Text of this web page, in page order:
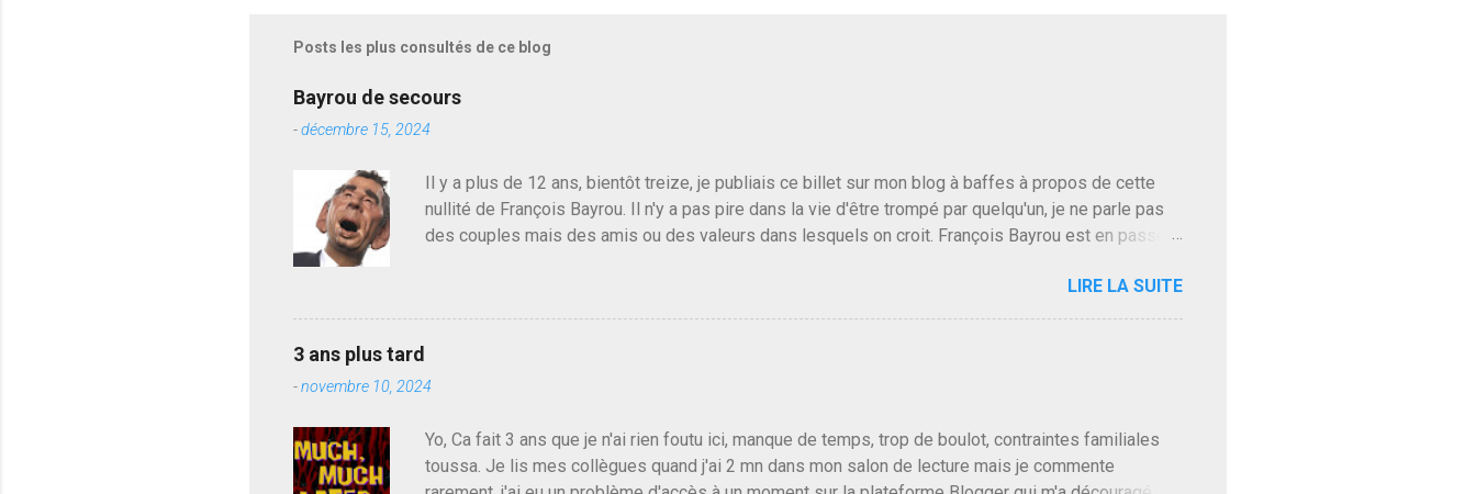
t
e
r
u
m
m
e
n
r
Posts les plus consultés de ce blog
Bayrou de secours
-décembre 15, 2024
Il y a plus de 12 ans, bientôt treize, je publiais ce billet sur mon blog à baffes à propos de cette
nullité de François Bayrou. Il n'y a pas pire dans la vie d'être trompé par quelqu'un, je ne parle pas
des couples mais des amis ou des valeurs dans lesquels on croit. François Bayrou est en passe
déjà le candidat de la droite molle plus proche de Sarkozy que de Hollande, sinon il serait candidat
du centre de la gauche molle mais quand on écoutait ses discours critiques presque sincères
de l'Assemblée ou du Sénat. Ou assister au débarquement des américains en Normandie. Bayrou
LIRE LA SUITE
3 ans plus tard
-novembre 10, 2024
Yo, Ca fait 3 ans que je n'ai rien foutu ici, manque de temps, trop de boulot, contraintes familiales
toussa. Je lis mes collègues quand j'ai 2 mn dans mon salon de lecture mais je commente